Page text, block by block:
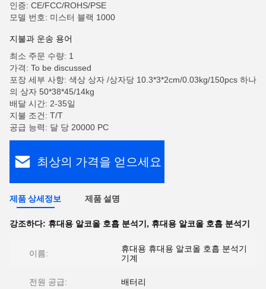
인증: CE/FCC/ROHS/PSE
모델 번호: 미스터 블랙 1000
지불과 운송 용어
최소 주문 수량: 1
가격: To be discussed
포장 세부 사항: 색상 상자 /상자당 10.3*3*2cm/0.03kg/150pcs 하나
의 상자 50*38*45/14kg
배달 시간: 2-35일
지불 조건: T/T
공급 능력: 달 당 20000 PC
최상의 가격을 얻으세요
제품 상세정보 제품 설명
강조하다: 휴대용 알코올 호흡 분석기 , 휴대용 알코올 호흡 분석기
이름:
휴대용 휴대용 알코올 호흡 분석기
기계
전원 공급: 배터리